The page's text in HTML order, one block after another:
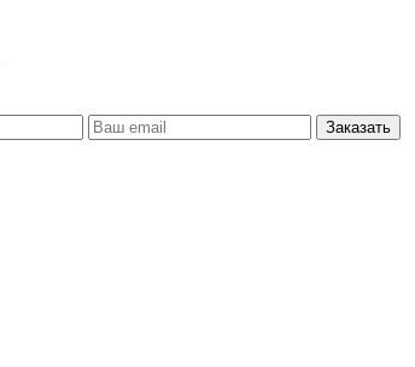
Заказать